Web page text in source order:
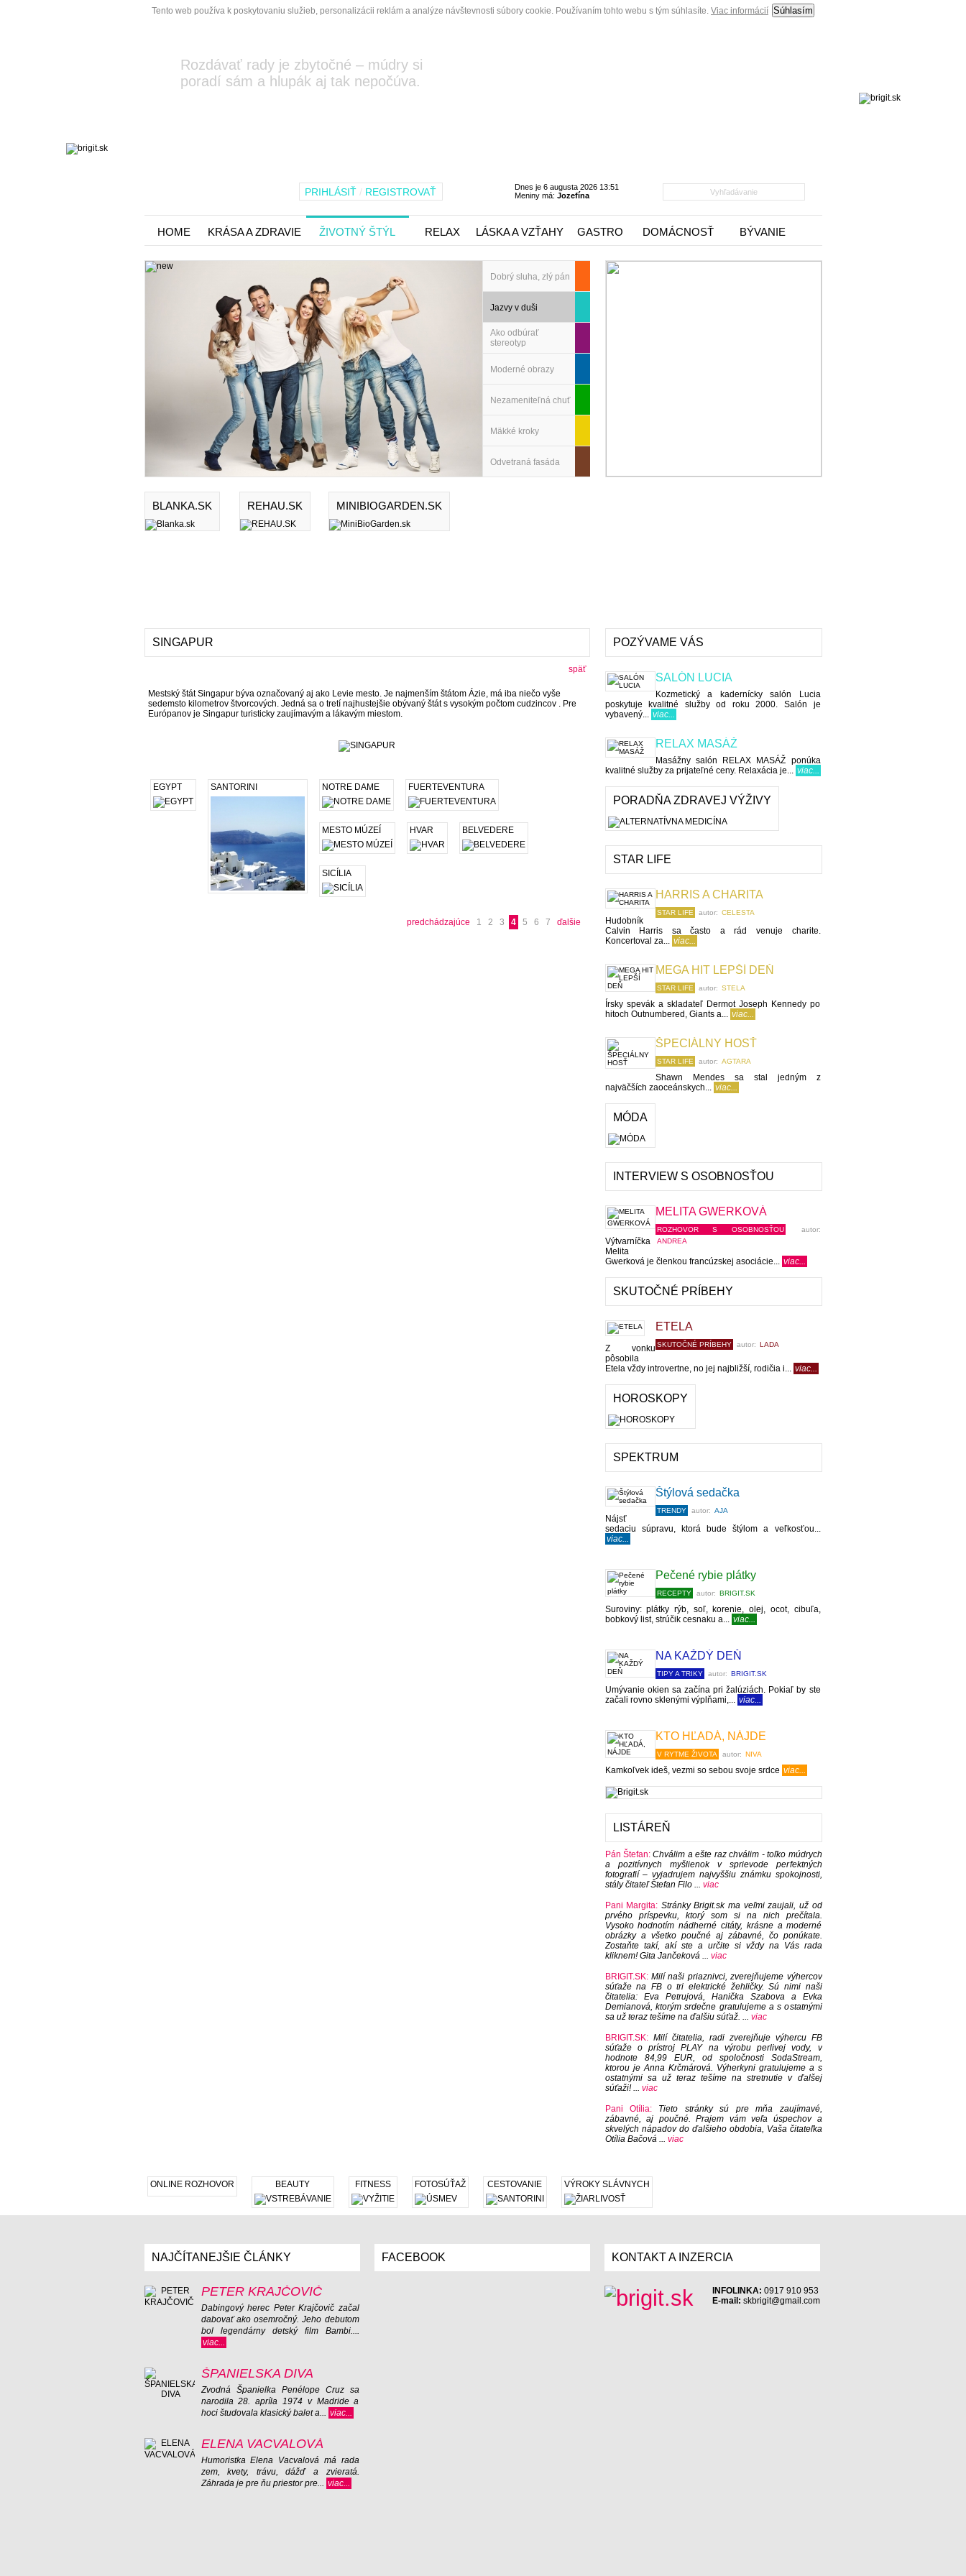
Tento web používa k poskytovaniu služieb, personalizácii reklám a analýze návštevnosti súbory cookie. Používaním tohto webu s tým súhlasíte. Viac informácií Súhlasím
Rozdávať rady je zbytočné – múdry si
poradí sám a hlupák aj tak nepočúva.
PRIHLÁSIŤ / REGISTROVAŤ
Dnes je 6 augusta 2026 13:51
Meniny má: Jozefína
HOME KRÁSA A ZDRAVIE ŽIVOTNÝ ŠTÝL RELAX LÁSKA A VZŤAHY GASTRO DOMÁCNOSŤ BÝVANIE
Dobrý sluha, zlý pán
Jazvy v duši
Ako odbúrať
stereotyp
Moderné obrazy
Nezameniteľná chuť
Mäkké kroky
Odvetraná fasáda
BLANKA.SK REHAU.SK MINIBIOGARDEN.SK
SINGAPUR
späť
Mestský štát Singapur býva označovaný aj ako Levie mesto. Je najmenším štátom Ázie, má iba niečo vyše
sedemsto kilometrov štvorcových. Jedná sa o tretí najhustejšie obývaný štát s vysokým počtom cudzincov . Pre
Európanov je Singapur turisticky zaujímavým a lákavým miestom.
EGYPT SANTORINI NOTRE DAME FUERTEVENTURA
MESTO MÚZEÍ HVAR BELVEDERE
SICÍLIA
predchádzajúce 1 2 3 4 5 6 7 ďalšie
POZÝVAME VÁS
SALÓN LUCIA
Kozmetický a kadernícky salón Lucia
poskytuje kvalitné služby od roku 2000. Salón je
vybavený... viac...
RELAX MASÁŽ
Masážny salón RELAX MASÁŽ ponúka
kvalitné služby za prijateľné ceny. Relaxácia je... viac...
PORADŇA ZDRAVEJ VÝŽIVY
STAR LIFE
HARRIS A CHARITA
STAR LIFE autor: CELESTA
Hudobník
Calvin Harris sa často a rád venuje charite.
Koncertoval za... viac...
MEGA HIT LEPŠÍ DEŇ
STAR LIFE autor: STELA
Írsky spevák a skladateľ Dermot Joseph Kennedy po
hitoch Outnumbered, Giants a... viac...
ŠPECIÁLNY HOSŤ
STAR LIFE autor: AGTARA
Shawn Mendes sa stal jedným z
najväčších zaoceánskych... viac...
MÓDA
INTERVIEW S OSOBNOSŤOU
MELITA GWERKOVÁ
ROZHOVOR S OSOBNOSŤOU
autor:
ANDREA
Výtvarníčka
Melita
Gwerková je členkou francúzskej asociácie... viac...
SKUTOČNÉ PRÍBEHY
ETELA
SKUTOČNÉ PRÍBEHY autor: LADA
Z vonku
pôsobila
Etela vždy introvertne, no jej najbližší, rodičia i... viac...
HOROSKOPY
SPEKTRUM
Štýlová sedačka
TRENDY autor: AJA
Nájsť
sedaciu súpravu, ktorá bude štýlom a veľkosťou...
viac...
Pečené rybie plátky
RECEPTY autor: BRIGIT.SK
Suroviny: plátky rýb, soľ, korenie, olej, ocot, cibuľa,
bobkový list, strúčik cesnaku a... viac...
NA KAŽDÝ DEŇ
TIPY A TRIKY autor: BRIGIT.SK
Umývanie okien sa začína pri žalúziách. Pokiaľ by ste
začali rovno sklenými výplňami,... viac...
KTO HĽADÁ, NÁJDE
V RYTME ŽIVOTA autor: NIVA
Kamkoľvek ideš, vezmi so sebou svoje srdce viac...
LISTÁREŇ
Pán Štefan:Chválim a ešte raz chválim - toľko múdrych
a pozitívnych myšlienok v sprievode perfektných
fotografií – vyjadrujem najvyššiu známku spokojnosti,
stály čitateľ Štefan Filo ... viac
Pani Margita: Stránky Brigit.sk ma veľmi zaujali, už od
prvého príspevku, ktorý som si na nich prečítala.
Vysoko hodnotím nádherné citáty, krásne a moderné
obrázky a všetko poučné aj zábavné, čo ponúkate.
Zostaňte takí, akí ste a určite si vždy na Vás rada
kliknem! Gita Jančeková ... viac
BRIGIT.SK:Milí naši priaznivci, zverejňujeme výhercov
súťaže na FB o tri elektrické žehličky. Sú nimi naši
čitatelia: Eva Petrujová, Hanička Szabova a Evka
Demianová, ktorým srdečne gratulujeme a s ostatnými
sa už teraz tešíme na ďalšiu súťaž. ... viac
BRIGIT.SK:Milí čitatelia, radi zverejňuje výhercu FB
súťaže o prístroj PLAY na výrobu perlivej vody, v
hodnote 84,99 EUR, od spoločnosti SodaStream,
ktorou je Anna Krčmárová. Výherkyni gratulujeme a s
ostatnými sa už teraz tešíme na stretnutie v ďalšej
súťaži! ... viac
Pani Otília:Tieto stránky sú pre mňa zaujímavé,
zábavné, aj poučné. Prajem vám veľa úspechov a
skvelých nápadov do ďalšieho obdobia, Vaša čitateľka
Otília Bačová ... viac
ONLINE ROZHOVOR BEAUTY FITNESS FOTOSÚŤAŽ CESTOVANIE VÝROKY SLÁVNYCH
NAJČÍTANEJŠIE ČLÁNKY
PETER KRAJČOVIČ
Dabingový herec Peter Krajčovič začal
dabovať ako osemročný. Jeho debutom
bol legendárny detský film Bambi....
viac...
ŠPANIELSKA DIVA
Zvodná Španielka Penélope Cruz sa
narodila 28. apríla 1974 v Madride a
hoci študovala klasický balet a... viac...
ELENA VACVALOVÁ
Humoristka Elena Vacvalová má rada
zem, kvety, trávu, dážď a zvieratá.
Záhrada je pre ňu priestor pre... viac...
FACEBOOK KONTAKT A INZERCIA
INFOLINKA: 0917 910 953
E-mail: skbrigit@gmail.com